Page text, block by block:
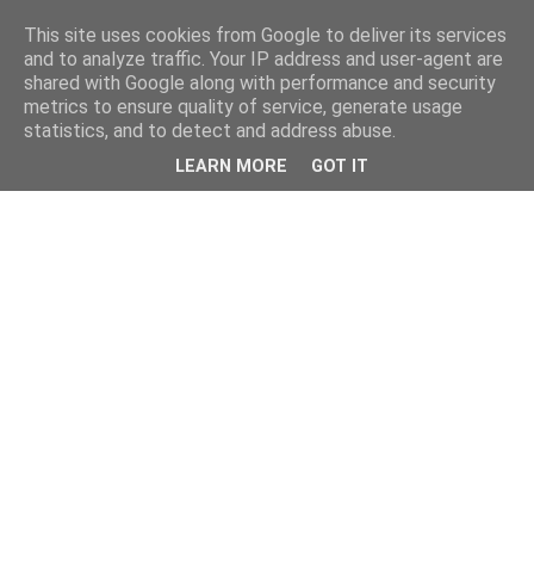
This site uses cookies from Google to deliver its services
and to analyze traffic. Your IP address and user-agent are
shared with Google along with performance and security
metrics to ensure quality of service, generate usage
statistics, and to detect and address abuse.
LEARN MORE GOT IT